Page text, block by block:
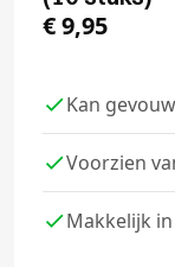
€9,95
Kan
Voorzien
Makkelijk